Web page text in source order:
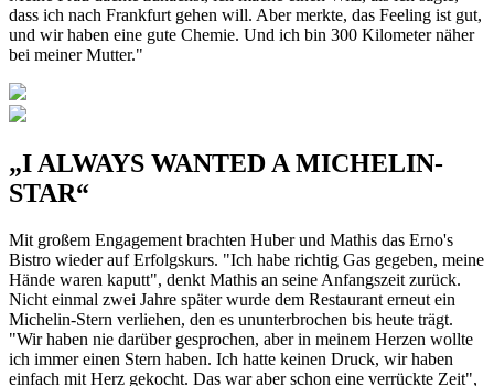
dass ich nach Frankfurt gehen will. Aber merkte, das Feeling ist gut,
und wir haben eine gute Chemie. Und ich bin 300 Kilometer näher
bei meiner Mutter."
„I ALWAYS WANTED A MICHELIN-
STAR“
Mit großem Engagement brachten Huber und Mathis das Erno's
Bistro wieder auf Erfolgskurs. "Ich habe richtig Gas gegeben, meine
Hände waren kaputt", denkt Mathis an seine Anfangszeit zurück.
Nicht einmal zwei Jahre später wurde dem Restaurant erneut ein
Michelin-Stern verliehen, den es ununterbrochen bis heute trägt.
"Wir haben nie darüber gesprochen, aber in meinem Herzen wollte
ich immer einen Stern haben. Ich hatte keinen Druck, wir haben
einfach mit Herz gekocht. Das war aber schon eine verrückte Zeit",